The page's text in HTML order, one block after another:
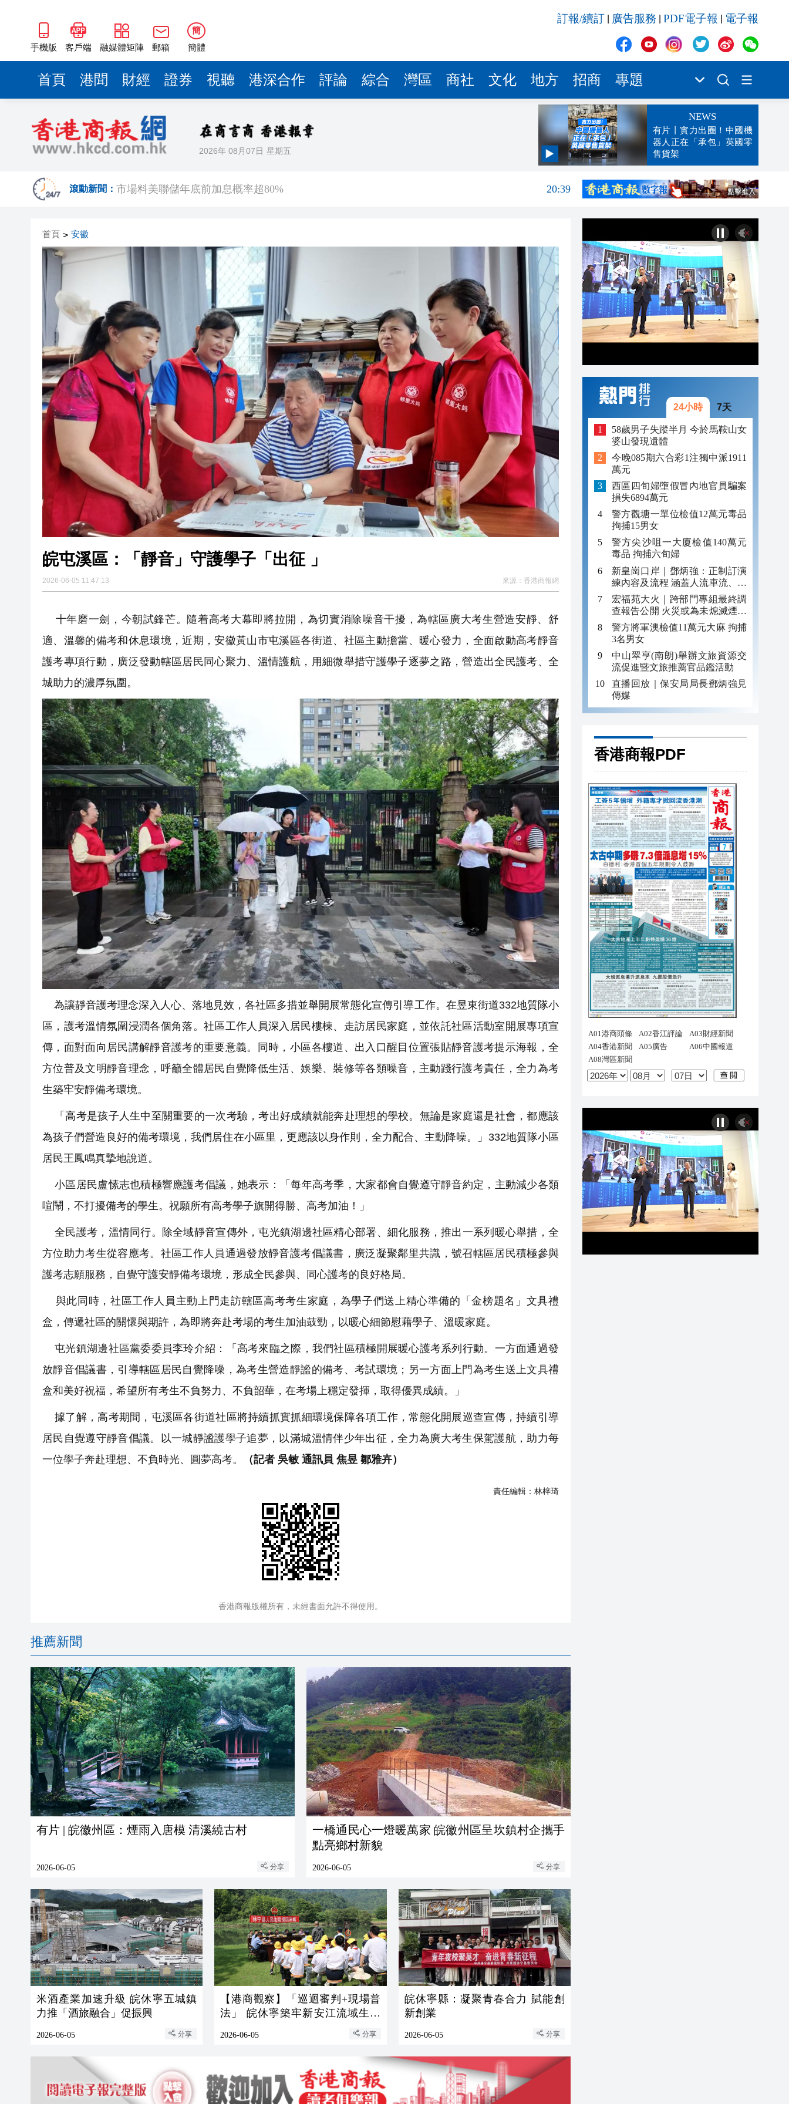
手機版 客戶端 融媒體矩陣 郵箱
簡
簡體
訂報/續訂 廣告服務 PDF電子報 電子報
首頁 港聞 財經 證券 視聽 港深合作 評論 綜合 灣區 商社 文化 地方 招商 專題
2026年 08月07日 星期五
NEWS
有片丨實力出圈！中國機
器人正在「承包」英國零
售貨架
滾動新聞：
20:54
市場料美聯儲年底前加息概率超80%
20:39
港產AI餐飲服務系統 機場首度登場
19:44
港區人大代表團考察安徽蕪湖 聚焦產業升級、智能製造與文旅融合
19:38
從批評鮑威爾到頻繁致電沃什 特朗普對美聯儲影響力再受關注
19:25
從單一產品出口到系統性輸出 寧德時代全球化布局進入收穫期
19:24
首頁 > 安徽
皖屯溪區：「靜音」守護學子「出征 」
2026-06-05 11:47:13 來源： 香港商報網
十年磨一劍，今朝試鋒芒。隨着高考大幕即將拉開，為切實消除噪音干擾，為轄區廣大考生營造安靜、舒
適、溫馨的備考和休息環境，近期，安徽黃山市屯溪區各街道、社區主動擔當、暖心發力，全面啟動高考靜音
護考專項行動，廣泛發動轄區居民同心聚力、溫情護航，用細微舉措守護學子逐夢之路，營造出全民護考、全
城助力的濃厚氛圍。
為讓靜音護考理念深入人心、落地見效，各社區多措並舉開展常態化宣傳引導工作。在昱東街道332地質隊小
區，護考溫情氛圍浸潤各個角落。社區工作人員深入居民樓棟、走訪居民家庭，並依託社區活動室開展專項宣
傳，面對面向居民講解靜音護考的重要意義。同時，小區各樓道、出入口醒目位置張貼靜音護考提示海報，全
方位普及文明靜音理念，呼籲全體居民自覺降低生活、娛樂、裝修等各類噪音，主動踐行護考責任，全力為考
生築牢安靜備考環境。
「高考是孩子人生中至關重要的一次考驗，考出好成績就能奔赴理想的學校。無論是家庭還是社會，都應該
為孩子們營造良好的備考環境，我們居住在小區里，更應該以身作則，全力配合、主動降噪。」332地質隊小區
居民王鳳鳴真摯地說道。
小區居民盧愫志也積極響應護考倡議，她表示：「每年高考季，大家都會自覺遵守靜音約定，主動減少各類
喧鬧，不打擾備考的學生。祝願所有高考學子旗開得勝、高考加油！」
全民護考，溫情同行。除全域靜音宣傳外，屯光鎮湖邊社區精心部署、細化服務，推出一系列暖心舉措，全
方位助力考生從容應考。社區工作人員通過發放靜音護考倡議書，廣泛凝聚鄰里共識，號召轄區居民積極參與
護考志願服務，自覺守護安靜備考環境，形成全民參與、同心護考的良好格局。
與此同時，社區工作人員主動上門走訪轄區高考考生家庭，為學子們送上精心準備的「金榜題名」文具禮
盒，傳遞社區的關懷與期許，為即將奔赴考場的考生加油鼓勁，以暖心細節慰藉學子、溫暖家庭。
屯光鎮湖邊社區黨委委員李玲介紹：「高考來臨之際，我們社區積極開展暖心護考系列行動。一方面通過發
放靜音倡議書，引導轄區居民自覺降噪，為考生營造靜謐的備考、考試環境；另一方面上門為考生送上文具禮
盒和美好祝福，希望所有考生不負努力、不負韶華，在考場上穩定發揮，取得優異成績。」
據了解，高考期間，屯溪區各街道社區將持續抓實抓細環境保障各項工作，常態化開展巡查宣傳，持續引導
居民自覺遵守靜音倡議。以一城靜謐護學子追夢，以滿城溫情伴少年出征，全力為廣大考生保駕護航，助力每
一位學子奔赴理想、不負時光、圓夢高考。
（記者 吳敏 通訊員 焦昱 鄒雅卉）
責任編輯： 林梓琦
香港商報版權所有，未經書面允許不得使用。
推薦新聞
有片 | 皖徽州區：煙雨入唐模 清溪繞古村
2026-06-05 分享
一橋通民心一燈暖萬家 皖徽州區呈坎鎮村企攜手
點亮鄉村新貌
2026-06-05 分享
米酒產業加速升級 皖休寧五城鎮
力推「酒旅融合」促振興
2026-06-05 分享
【港商觀察】「巡迴審判+現場普
法」 皖休寧築牢新安江流域生態
2026-06-05 分享
皖休寧縣：凝聚青春合力 賦能創
新創業
2026-06-05 分享
24小時 7天
58歲男子失蹤半月 今於馬鞍山女
婆山發現遺體
今晚085期六合彩1注獨中派1911
萬元
西區四旬婦墮假冒內地官員騙案
損失6894萬元
警方觀塘一單位檢值12萬元毒品
拘捕15男女
警方尖沙咀一大廈檢值140萬元
毒品 拘捕六旬婦
新皇崗口岸｜鄧炳強：正制訂演
練內容及流程 涵蓋人流車流、緊
急應變等
宏福苑大火｜跨部門專組最終調
查報告公開 火災或為未熄滅煙頭
引發
警方將軍澳檢值11萬元大麻 拘捕
3名男女
中山翠亨(南朗)舉辦文旅資源交
流促進暨文旅推薦官品鑑活動
直播回放｜保安局局長鄧炳強見
傳媒
香港商報PDF